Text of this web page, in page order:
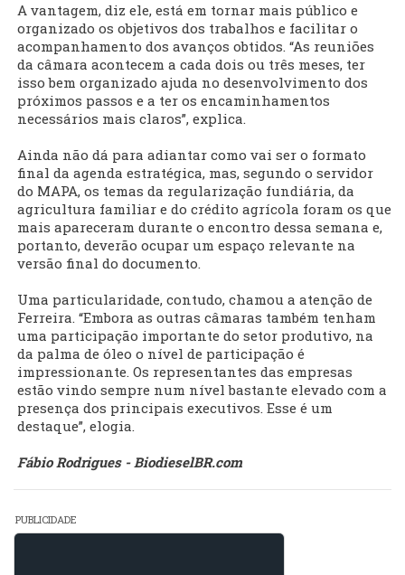
A vantagem, diz ele, está em tornar mais público e
organizado os objetivos dos trabalhos e facilitar o
acompanhamento dos avanços obtidos. “As reuniões
da câmara acontecem a cada dois ou três meses, ter
isso bem organizado ajuda no desenvolvimento dos
próximos passos e a ter os encaminhamentos
necessários mais claros”, explica.
Ainda não dá para adiantar como vai ser o formato
final da agenda estratégica, mas, segundo o servidor
do MAPA, os temas da regularização fundiária, da
agricultura familiar e do crédito agrícola foram os que
mais apareceram durante o encontro dessa semana e,
portanto, deverão ocupar um espaço relevante na
versão final do documento.
Uma particularidade, contudo, chamou a atenção de
Ferreira. “Embora as outras câmaras também tenham
uma participação importante do setor produtivo, na
da palma de óleo o nível de participação é
impressionante. Os representantes das empresas
estão vindo sempre num nível bastante elevado com a
presença dos principais executivos. Esse é um
destaque”, elogia.
Fábio Rodrigues - BiodieselBR.com
PUBLICIDADE